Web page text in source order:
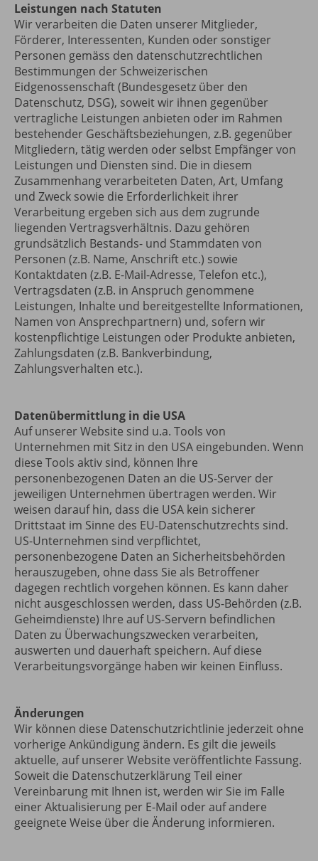
Leistungen nach Statuten
Wir verarbeiten die Daten unserer Mitglieder,
Förderer, Interessenten, Kunden oder sonstiger
Personen gemäss den datenschutzrechtlichen
Bestimmungen der Schweizerischen
Eidgenossenschaft (Bundesgesetz über den
Datenschutz, DSG), soweit wir ihnen gegenüber
vertragliche Leistungen anbieten oder im Rahmen
bestehender Geschäftsbeziehungen, z.B. gegenüber
Mitgliedern, tätig werden oder selbst Empfänger von
Leistungen und Diensten sind. Die in diesem
Zusammenhang verarbeiteten Daten, Art, Umfang
und Zweck sowie die Erforderlichkeit ihrer
Verarbeitung ergeben sich aus dem zugrunde
liegenden Vertragsverhältnis. Dazu gehören
grundsätzlich Bestands- und Stammdaten von
Personen (z.B. Name, Anschrift etc.) sowie
Kontaktdaten (z.B. E-Mail-Adresse, Telefon etc.),
Vertragsdaten (z.B. in Anspruch genommene
Leistungen, Inhalte und bereitgestellte Informationen,
Namen von Ansprechpartnern) und, sofern wir
kostenpflichtige Leistungen oder Produkte anbieten,
Zahlungsdaten (z.B. Bankverbindung,
Zahlungsverhalten etc.).
Datenübermittlung in die USA
Auf unserer Website sind u.a. Tools von
Unternehmen mit Sitz in den USA eingebunden. Wenn
diese Tools aktiv sind, können Ihre
personenbezogenen Daten an die US-Server der
jeweiligen Unternehmen übertragen werden. Wir
weisen darauf hin, dass die USA kein sicherer
Drittstaat im Sinne des EU-Datenschutzrechts sind.
US-Unternehmen sind verpflichtet,
personenbezogene Daten an Sicherheitsbehörden
herauszugeben, ohne dass Sie als Betroffener
dagegen rechtlich vorgehen können. Es kann daher
nicht ausgeschlossen werden, dass US-Behörden (z.B.
Geheimdienste) Ihre auf US-Servern befindlichen
Daten zu Überwachungszwecken verarbeiten,
auswerten und dauerhaft speichern. Auf diese
Verarbeitungsvorgänge haben wir keinen Einfluss.
Änderungen
Wir können diese Datenschutzrichtlinie jederzeit ohne
vorherige Ankündigung ändern. Es gilt die jeweils
aktuelle, auf unserer Website veröffentlichte Fassung.
Soweit die Datenschutzerklärung Teil einer
Vereinbarung mit Ihnen ist, werden wir Sie im Falle
einer Aktualisierung per E-Mail oder auf andere
geeignete Weise über die Änderung informieren.